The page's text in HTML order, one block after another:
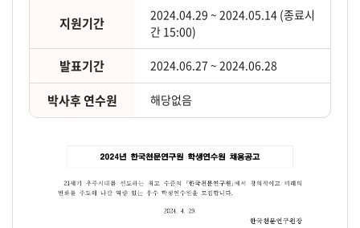
지원기간
2024.04.29 ~ 2024.05.14 (종료시
간 15:00)
발표기간 2024.06.27 ~ 2024.06.28
박사후 연수원 해당없음